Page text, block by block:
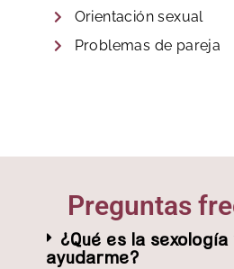
Orientación sexual
Problemas de pareja
Preguntas
¿Qué es la
ayudarme?